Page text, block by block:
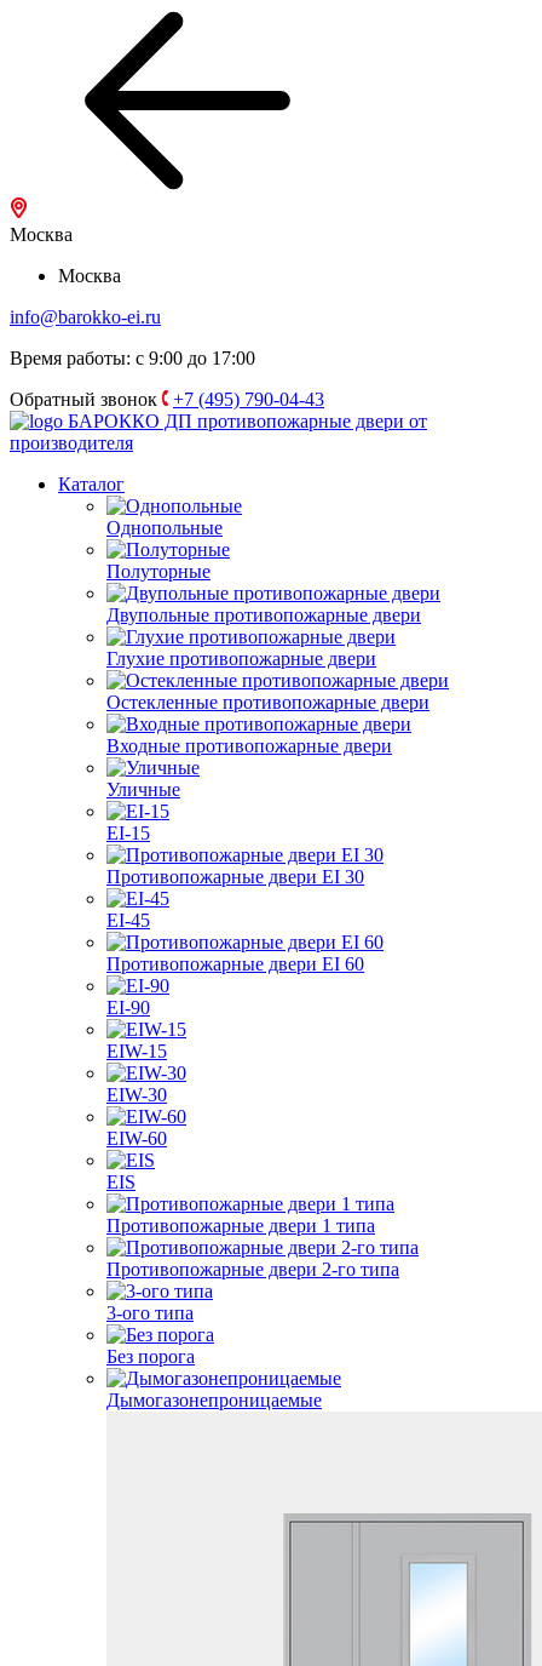
Москва
Москва
info@barokko-ei.ru
Время работы: с 9:00 до 17:00
Обратный звонок
+7 (495) 790-04-43
БАРОККО ДП противопожарные двери от
производителя
Каталог
Однопольные
Полуторные
Двупольные противопожарные двери
Глухие противопожарные двери
Остекленные противопожарные двери
Входные противопожарные двери
Уличные
EI-15
Противопожарные двери EI 30
EI-45
Противопожарные двери EI 60
EI-90
EIW-15
EIW-30
EIW-60
EIS
Противопожарные двери 1 типа
Противопожарные двери 2-го типа
3-ого типа
Без порога
Дымогазонепроницаемые